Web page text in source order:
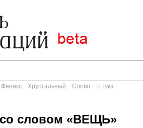
Феникс, Хрустальный, Слово, Штука
словом «ВЕЩЬ»